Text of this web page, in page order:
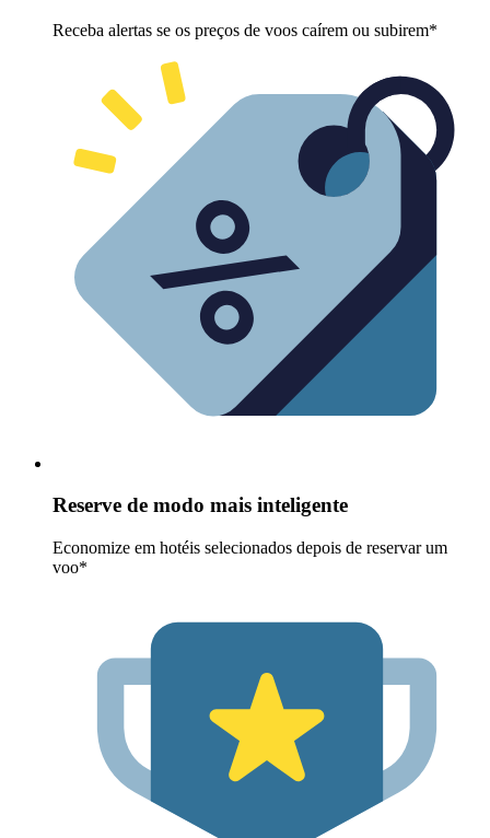
Receba alertas se os preços de voos caírem ou subirem*
Reserve de modo mais inteligente
Economize em hotéis selecionados depois de reservar um
voo*